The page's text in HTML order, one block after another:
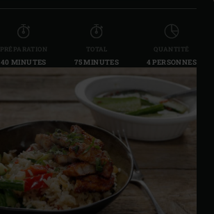
PRÉPARATION
40 MINUTES
TOTAL
75 MINUTES
QUANTITÉ
4 PERSONNES